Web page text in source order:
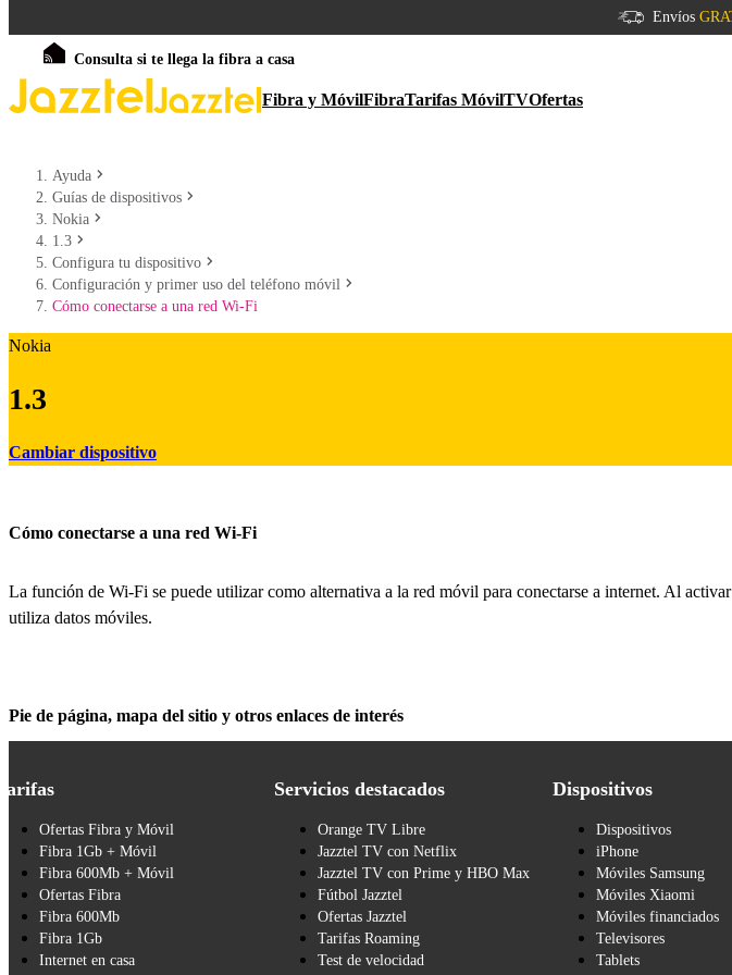
Envíos
Consulta si te llega la fibra a casa
Fibra y MóvilFibraTarifas MóvilTVOfertas
Ayuda
Guías de dispositivos
Nokia
1.3
Configura tu dispositivo
Configuración y primer uso del teléfono móvil
Cómo conectarse a una red Wi-Fi
Nokia
1.3
Cambiar dispositivo
Cómo conectarse a una red Wi-Fi
La función de Wi-Fi se puede utilizar como alternativa a la red móvil para conectarse a internet. Al
utiliza datos móviles.
Pie de página, mapa del sitio y otros enlaces de interés
Ofertas Fibra y Móvil
Fibra 1Gb + Móvil
Fibra 600Mb + Móvil
Ofertas Fibra
Fibra 600Mb
Fibra 1Gb
Internet en casa
Servicios destacados
Orange TV Libre
Jazztel TV con Netflix
Jazztel TV con Prime y HBO Max
Fútbol Jazztel
Ofertas Jazztel
Tarifas Roaming
Test de velocidad
Dispositivos
Dispositivos
iPhone
Móviles Samsung
Móviles Xiaomi
Móviles financiados
Televisores
Tablets